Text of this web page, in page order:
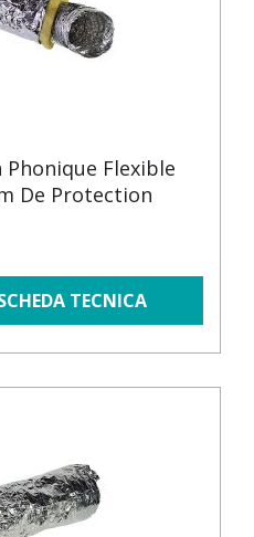
Phonique Flexible
De Protection
TECNICA